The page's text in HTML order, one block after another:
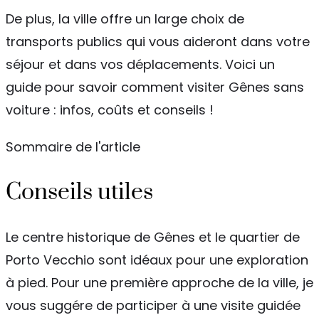
De plus, la ville offre un large choix de
transports publics qui vous aideront dans votre
séjour et dans vos déplacements. Voici un
guide pour savoir comment visiter Gênes sans
voiture : infos, coûts et conseils !
Sommaire de l'article
Conseils utiles
Le centre historique de Gênes et le quartier de
Porto Vecchio sont idéaux pour une exploration
à pied. Pour une première approche de la ville, je
vous suggére de participer à une visite guidée